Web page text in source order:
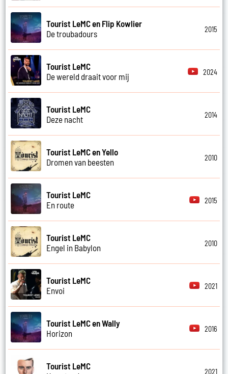
Tourist LeMC en Flip Kowlier
De troubadours
2015
Tourist LeMC
De wereld draait voor mij
2024
Tourist LeMC
Deze nacht
2014
Tourist LeMC en Yello
Dromen van beesten
2010
Tourist LeMC
En route
2015
Tourist LeMC
Engel in Babylon
2010
Tourist LeMC
Envoi
2021
Tourist LeMC en Wally
Horizon
2016
Tourist LeMC
2021